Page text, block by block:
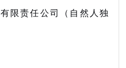
限责任公司（自然人独